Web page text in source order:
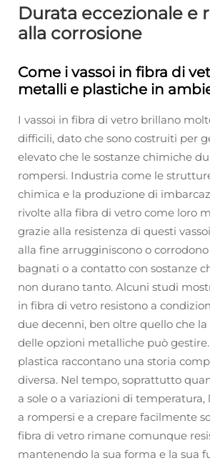
Durata eccezionale e
alla corrosione
Come i vassoi in fibra di
metalli e plastiche in
I vassoi in fibra di vetro brillano
difficili, dato che sono costruiti per
elevato che le sostanze chimiche
rompersi. Industria come le
chimica e la produzione di
rivolte alla fibra di vetro come loro
grazie alla resistenza di questi
alla fine arrugginiscono o
bagnati o a contatto con sostanze
non durano tanto. Alcuni studi
in fibra di vetro resistono a
due decenni, ben oltre quello che
delle opzioni metalliche può gestire.
plastica raccontano una storia
diversa. Nel tempo, soprattutto
a sole o a variazioni di
a rompersi e a crepare facilmente
fibra di vetro rimane comunque
mantenendo la sua forma e la sua